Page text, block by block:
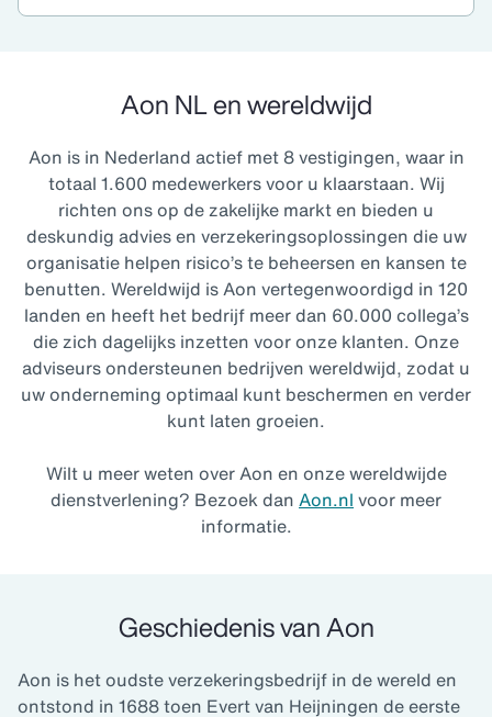
Aon NL en wereldwijd
Aon is in Nederland actief met 8 vestigingen, waar in
totaal 1.600 medewerkers voor u klaarstaan. Wij
richten ons op de zakelijke markt en bieden u
deskundig advies en verzekeringsoplossingen die uw
organisatie helpen risico’s te beheersen en kansen te
benutten. Wereldwijd is Aon vertegenwoordigd in 120
landen en heeft het bedrijf meer dan 60.000 collega’s
die zich dagelijks inzetten voor onze klanten. Onze
adviseurs ondersteunen bedrijven wereldwijd, zodat u
uw onderneming optimaal kunt beschermen en verder
kunt laten groeien.
Wilt u meer weten over Aon en onze wereldwijde
dienstverlening? Bezoek dan Aon.nl voor meer
informatie.
Geschiedenis van Aon
Aon is het oudste verzekeringsbedrijf in de wereld en
ontstond in 1688 toen Evert van Heijningen de eerste